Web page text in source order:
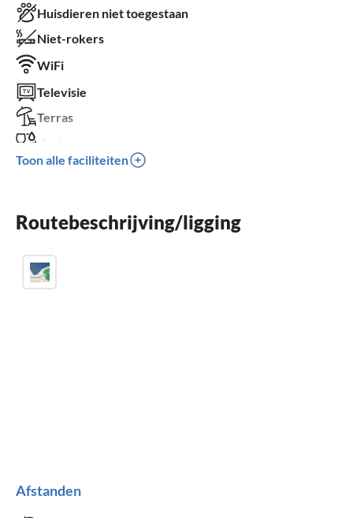
Huisdieren niet toegestaan
Niet-rokers
WiFi
Televisie
Terras
Kinderen welkom
Toon alle faciliteiten
Routebeschrijving/ligging
Afstanden